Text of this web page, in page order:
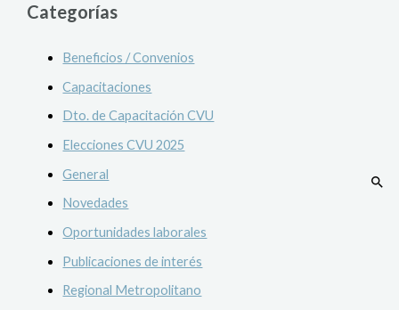
Categorías
Beneficios / Convenios
Capacitaciones
Dto. de Capacitación CVU
Elecciones CVU 2025
General
Novedades
Oportunidades laborales
Publicaciones de interés
Regional Metropolitano